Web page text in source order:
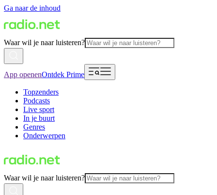
Ga naar de inhoud
Waar wil je naar luisteren?
App openenOntdek Prime
Topzenders
Podcasts
Live sport
In je buurt
Genres
Onderwerpen
Waar wil je naar luisteren?